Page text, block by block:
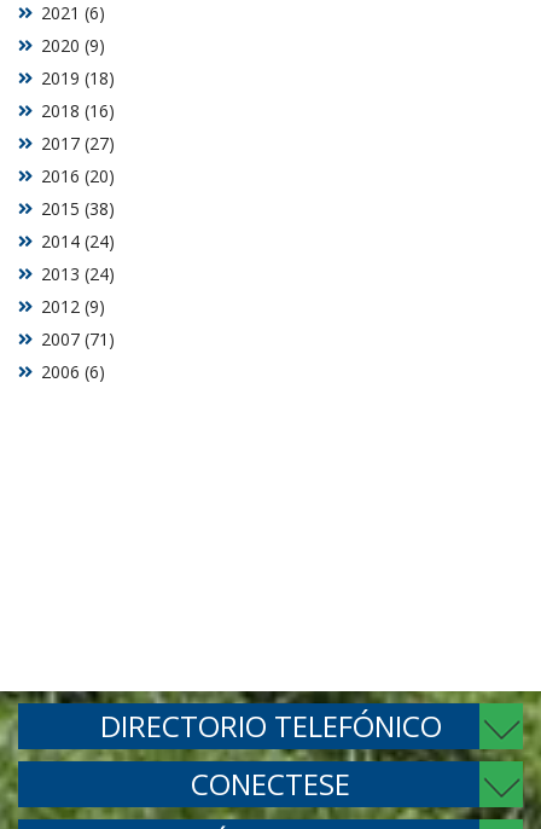
2006 (6)
2007 (71)
2012 (9)
2013 (24)
2014 (24)
2015 (38)
2016 (20)
2017 (27)
2018 (16)
2019 (18)
2020 (9)
2021 (6)
DIRECTORIO TELEFÓNICO
CONECTESE